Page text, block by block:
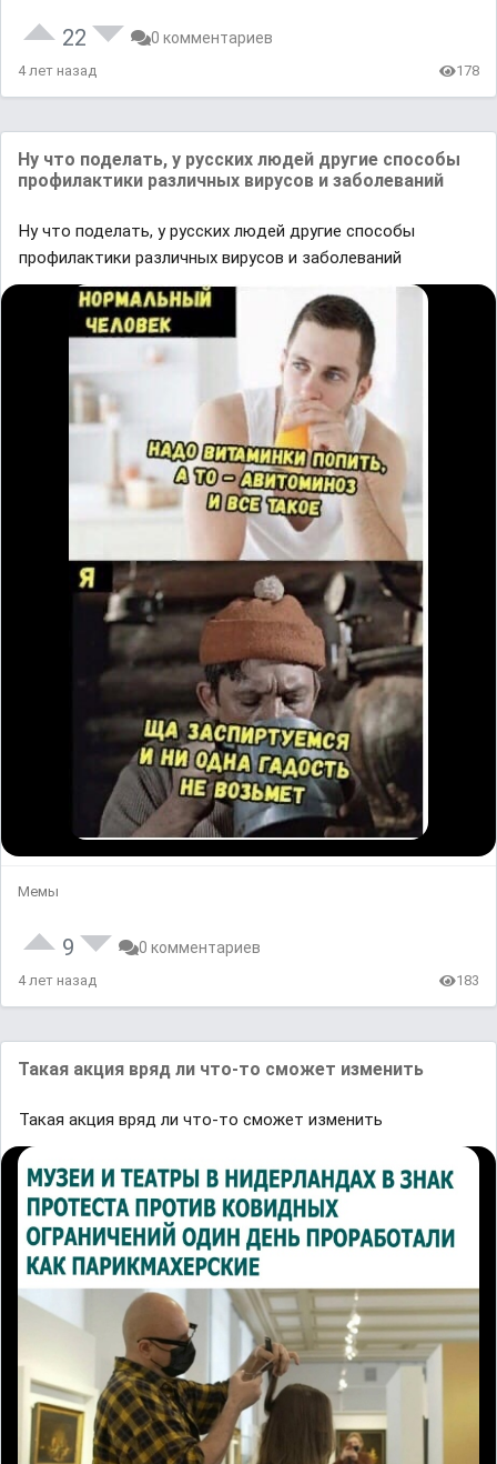
22 0 комментариев
4 лет назад 178
Ну что поделать, у русских людей другие способы
профилактики различных вирусов и заболеваний
Ну что поделать, у русских людей другие способы
профилактики различных вирусов и заболеваний
Мемы
9 0 комментариев
4 лет назад 183
Такая акция вряд ли что-то сможет изменить
Такая акция вряд ли что-то сможет изменить